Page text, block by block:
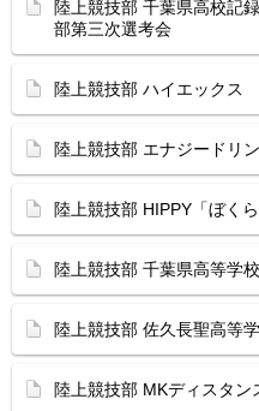
陸上競技部 千葉県高校記
部第三次選考会
陸上競技部 ハイエックス
陸上競技部 エナジードリ
陸上競技部 HIPPY「ぼく
陸上競技部 千葉県高等学
陸上競技部 佐久長聖高等
陸上競技部 MKディスタン